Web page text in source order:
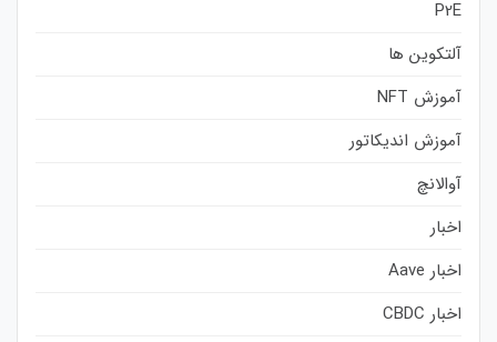
P2E
آلتکوین ها
آموزش NFT
آموزش اندیکاتور
آوالانچ
اخبار
اخبار Aave
اخبار CBDC